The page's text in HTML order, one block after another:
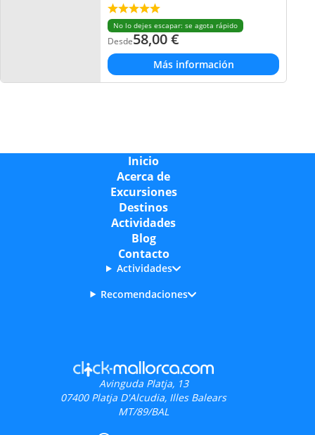
No lo dejes escapar: se agota rápido
Desde58,00€
Más información
Inicio
Acerca de
Excursiones
Destinos
Actividades
Blog
Contacto
Actividades
Recomendaciones
Avinguda Platja, 13
07400 Platja D'Alcudia, Illes Balears
MT/89/BAL